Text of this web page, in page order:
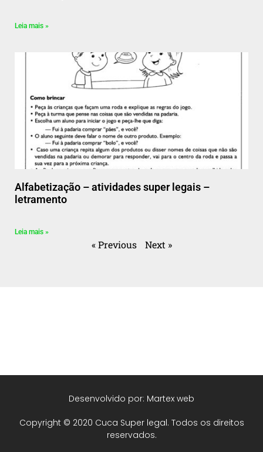
Leia mais »
Alfabetização – atividades super legais –
letramento
Leia mais »
« Previous Next »
Copyright © 2020 Cuca Super legal. Todos os direitos
reservados.
Desenvolvido por: Martex web